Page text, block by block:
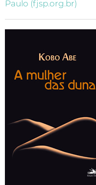
Paulo (fjsp.org.br)